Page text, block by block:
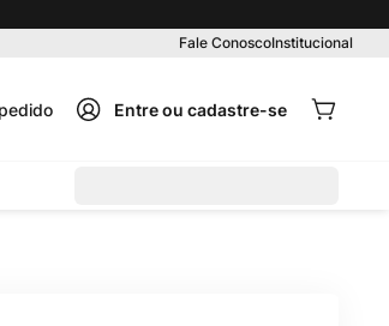
Fale ConoscoInstitucional